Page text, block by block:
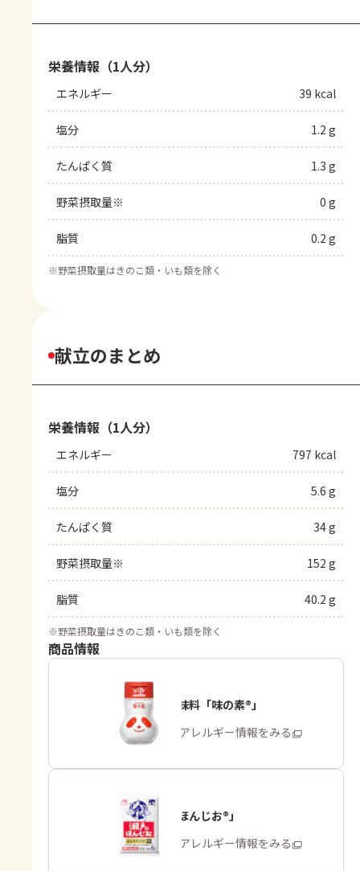
栄養情報（1人分）
エネルギー 39 kcal
塩分 1.2 g
たんぱく質 1.3 g
野菜摂取量※ 0 g
脂質 0.2 g
※野菜摂取量はきのこ類・いも類を除く
献立のまとめ
栄養情報（1人分）
エネルギー 797 kcal
塩分 5.6 g
たんぱく質 34 g
野菜摂取量※ 152 g
脂質 40.2 g
※野菜摂取量はきのこ類・いも類を除く
商品情報
うま味調味料「味の素®」
商品・アレルギー情報をみる
「瀬戸のほんじお®」
商品・アレルギー情報をみる